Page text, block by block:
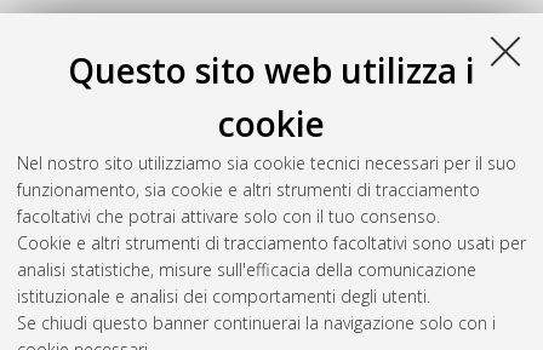
Questo sito web utilizza i
cookie
Nel nostro sito utilizziamo sia cookie tecnici necessari per il suo
funzionamento, sia cookie e altri strumenti di tracciamento
facoltativi che potrai attivare solo con il tuo consenso.
Cookie e altri strumenti di tracciamento facoltativi sono usati per
analisi statistiche, misure sull'efficacia della comunicazione
istituzionale e analisi dei comportamenti degli utenti.
Se chiudi questo banner continuerai la navigazione solo con i
29
Gjonca, Etleva(2017)European Competition Policy in
Financial Services: Rules and Empirical Insights
thesis], Alma Mater Studiorum Università di Bologna.
Dottorato di ricerca inEuropean doctorate in law and
economics, 29 Ciclo. DOI 10.6092/unibo/amsdottorato/8276.
Questa lista e' stata generata il Thu Aug 6 20:47:50 2026